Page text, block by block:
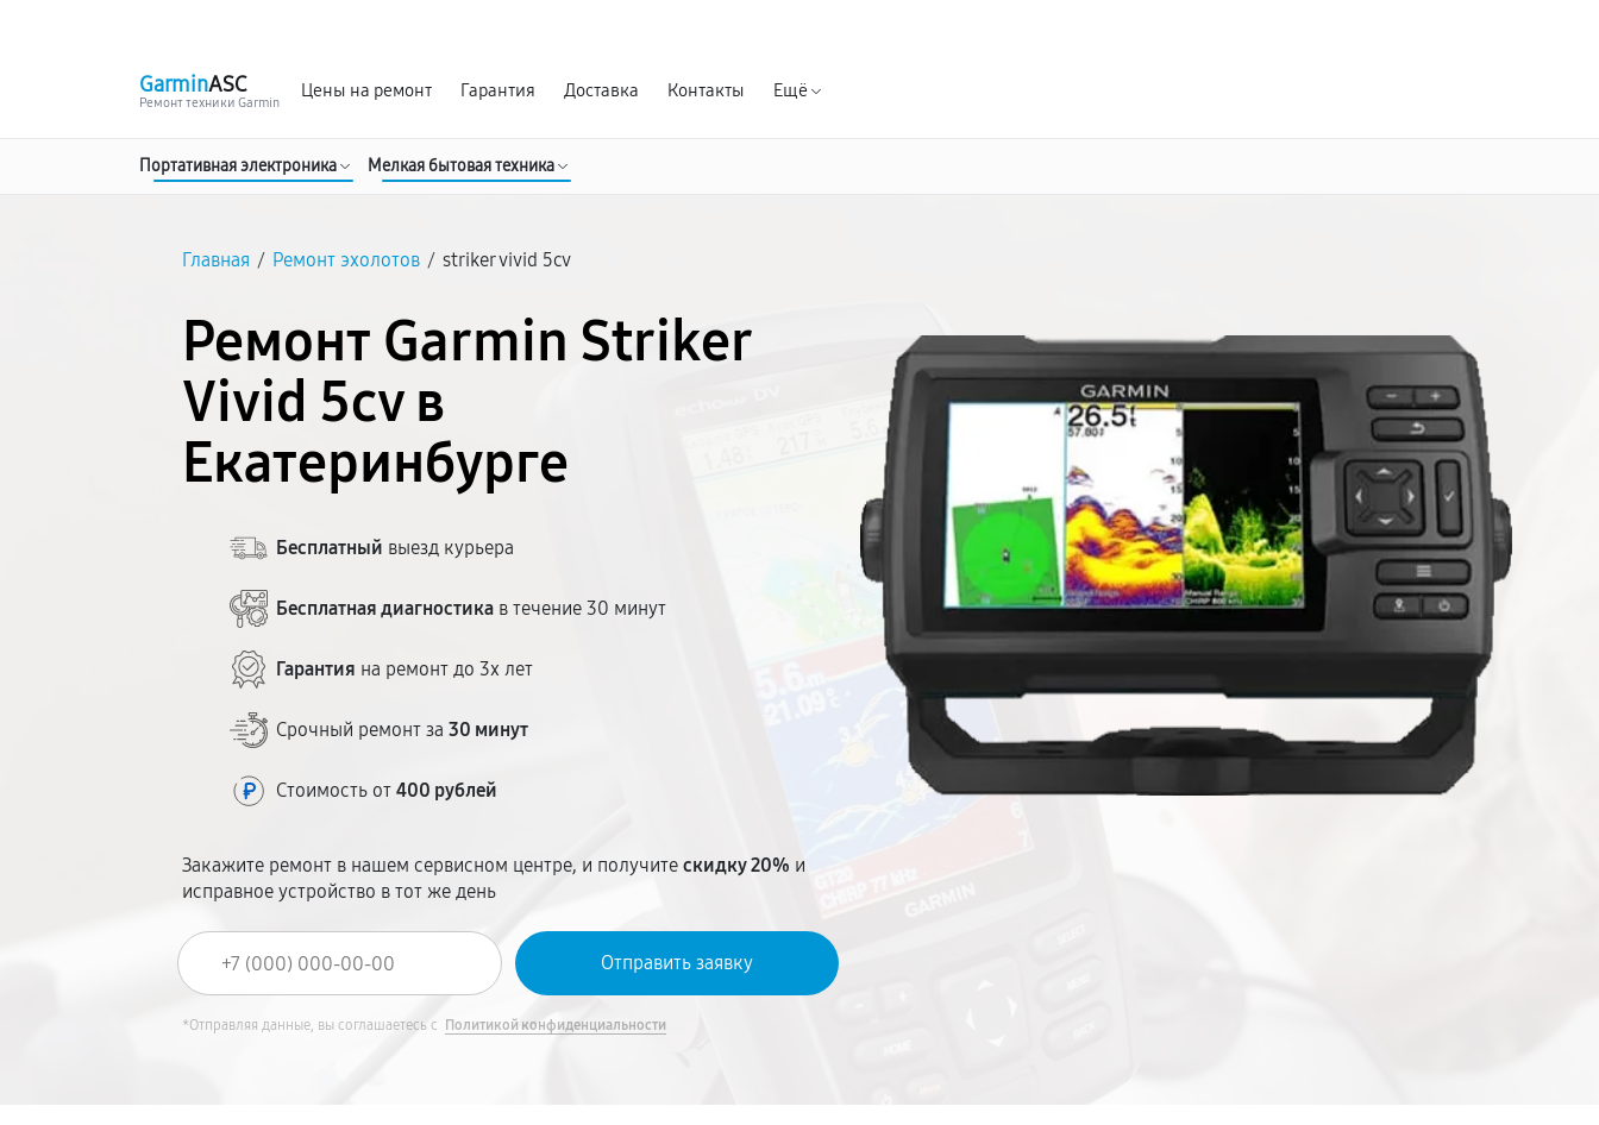
GarminASC
Ремонт техники Garmin
Цены на ремонт Гарантия Доставка Контакты Ещё
Портативная электроника Мелкая бытовая техника
Главная / Ремонт эхолотов / striker vivid 5cv
Ремонт Garmin Striker
Vivid 5cv в
Екатеринбурге
Бесплатный выезд курьера
Бесплатная диагностика в течение 30 минут
Гарантия на ремонт до 3х лет
Срочный ремонт за30 минут
Стоимость от400 рублей
Закажите ремонт в нашем сервисном центре, и получитескидку 20% и
исправное устройство в тот же день
*Отправляя данные, вы соглашаетесь с Политикой конфиденциальности